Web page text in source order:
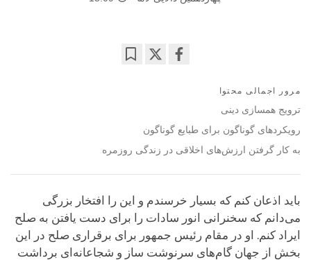
مرور اجمالی محتوا
ترویج همسازی دینی
رویکردهای گوناگون برای طبایع گوناگون
به کار گرفتن ارزش‌های اخلاقی در زندگی روزمره
باید اذعان کنم که بسیار خرسندم و این را افتخار بزرگی
می‌دانم که سخنرانی انور سادات را برای دست یافتن به صلح
ایراد کنم. او در مقام رئیس جمهور برای برقراری صلح در این
بخش از جهان گام‌های سرنوشت ساز و شجاعانه‌ای برداشت